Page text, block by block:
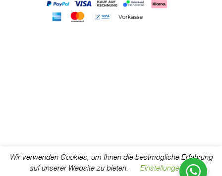
Wir verwenden Cookies, um Ihnen die bestmögliche Erfahrung
auf unserer Website zu bieten.
Einstellungen